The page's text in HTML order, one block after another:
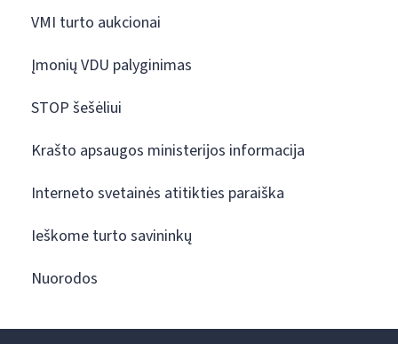
VMI turto aukcionai
Įmonių VDU palyginimas
STOP šešėliui
Krašto apsaugos ministerijos informacija
Interneto svetainės atitikties paraiška
Ieškome turto savininkų
Nuorodos